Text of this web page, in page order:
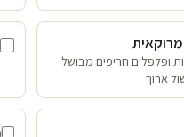
ופלפלים חריפים מבושל
ארוך